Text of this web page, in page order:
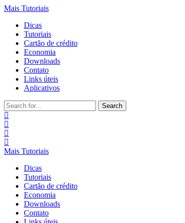
Mais Tutoriais
Dicas
Tutoriais
Cartão de crédito
Economia
Downloads
Contato
Links úteis
Aplicativos
Search
for:
Mais Tutoriais
Dicas
Tutoriais
Cartão de crédito
Economia
Downloads
Contato